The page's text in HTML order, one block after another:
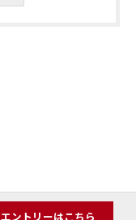
エントリーはこちら